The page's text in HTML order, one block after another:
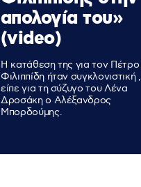
απολογία του»
(video)
Η κατάθεση της για τον Πέτρο
Φιλιππίδη ήταν συγκλονιστική ,
είπε για τη σύζυγο του Λένα
Δροσάκη ο Αλέξανδρος
Μπορδούμης.